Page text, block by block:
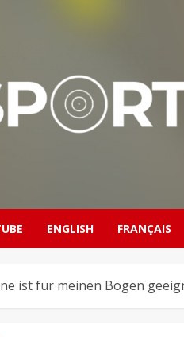
ENGLISH FRANÇAIS
ist für meinen Bogen